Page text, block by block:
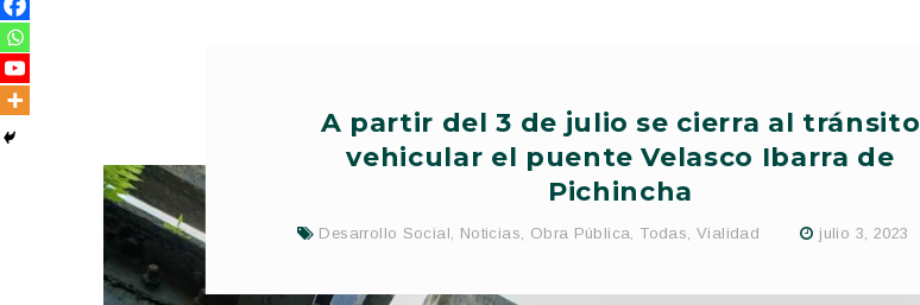
A partir del 3 de julio se cierra al tránsito
vehicular el puente Velasco Ibarra de
Pichincha
Desarrollo Social, Noticias, Obra Pública, Todas, Vialidad julio 3, 2023